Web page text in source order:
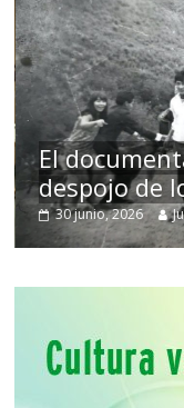
El
despojo de
30 junio, 2026